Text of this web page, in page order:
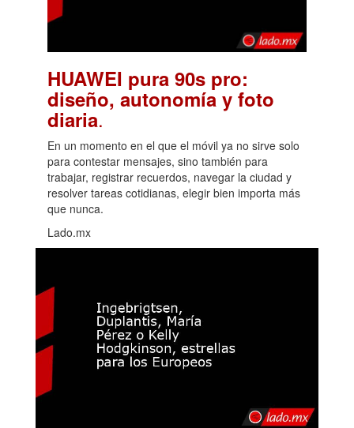
HUAWEI pura 90s pro:
diseño, autonomía y foto
diaria.
En un momento en el que el móvil ya no sirve solo
para contestar mensajes, sino también para
trabajar, registrar recuerdos, navegar la ciudad y
resolver tareas cotidianas, elegir bien importa más
que nunca.
Lado.mx